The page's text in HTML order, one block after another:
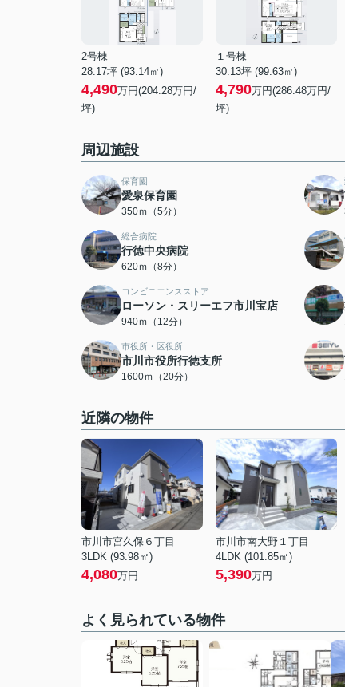
2号棟
28.17坪 (93.14㎡)
4,490万円(204.28万円/
坪)
１号棟
30.13坪 (99.63㎡)
4,790万円(286.48万円/
坪)
周辺施設
保育園
愛泉保育園
350ｍ（5分）
総合病院
行徳中央病院
620ｍ（8分）
コンビニエンスストア
ローソン・スリーエフ市川宝店
940ｍ（12分）
市役所・区役所
市川市役所行徳支所
1600ｍ（20分）
近隣の物件
市川市宮久保６丁目
3LDK (93.98㎡)
4,080万円
市川市南大野１丁目
4LDK (101.85㎡)
5,390万円
よく見られている物件